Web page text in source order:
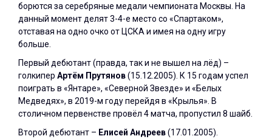
борются за серебряные медали чемпионата Москвы. На
данный момент делят 3-4-е место со «Спартаком»,
отставая на одно очко от ЦСКА и имея на одну игру
больше.
Первый дебютант (правда, так и не вышел на лёд) –
голкипер Артём Прутянов(15.12.2005). К 15 годам успел
поиграть в «Янтаре», «Северной Звезде» и «Белых
Медведях», в 2019-м году перейдя в «Крылья». В
столичном первенстве провёл 4 матча, пропустил 8 шайб.
Второй дебютант – Елисей Андреев(17.01.2005).